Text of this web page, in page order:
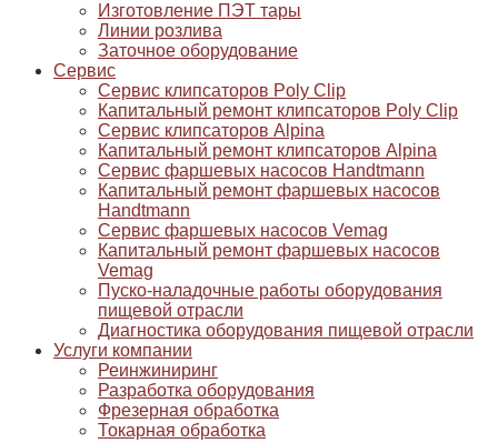
Изготовление ПЭТ тары
Линии розлива
Заточное оборудование
Сервис
Сервис клипсаторов Poly Clip
Капитальный ремонт клипсаторов Poly Clip
Сервис клипсаторов Alpina
Капитальный ремонт клипсаторов Alpina
Сервис фаршевых насосов Handtmann
Капитальный ремонт фаршевых насосов
Handtmann
Сервис фаршевых насосов Vemag
Капитальный ремонт фаршевых насосов
Vemag
Пуско-наладочные работы оборудования
пищевой отрасли
Диагностика оборудования пищевой отрасли
Услуги компании
Реинжиниринг
Разработка оборудования
Фрезерная обработка
Токарная обработка